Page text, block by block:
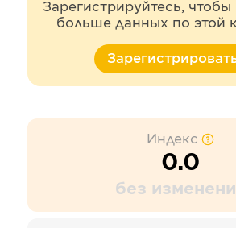
Зарегистрируйтесь, чтобы
больше данных по этой
Индекс
0.0
без